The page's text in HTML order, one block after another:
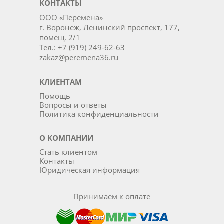
КОНТАКТЫ
ООО «Перемена»
г. Воронеж, Ленинский проспект, 177,
помещ. 2/1
Тел.: +7 (919) 249-62-63
zakaz@peremena36.ru
КЛИЕНТАМ
Помощь
Вопросы и ответы
Политика конфиденциальности
О КОМПАНИИ
Стать клиентом
Контакты
Юридическая информация
Принимаем к оплате